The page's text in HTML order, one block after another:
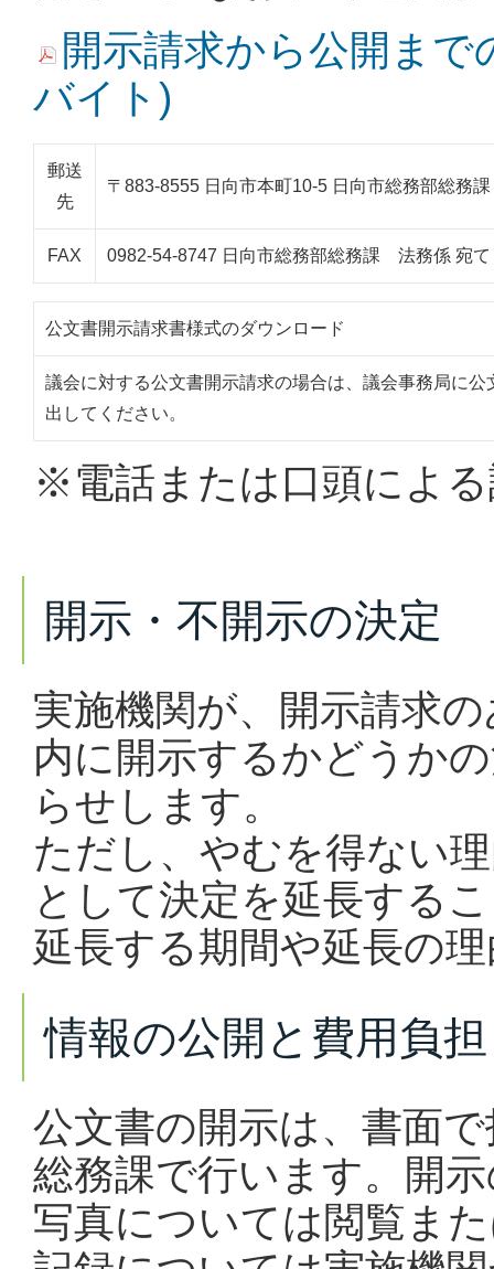
開示請求から公開ま
バイト)
郵送
先
〒883-8555 日向市本町10-5 日向市総務部総務
FAX 0982-54-8747 日向市総務部総務課 法務係 宛て
公文書開示請求書様式のダウンロード
議会に対する公文書開示請求の場合は、議会事務局に公
出してください。
※電話または口頭によ
開示・不開示の決定
実施機関が、開示請求
内に開示するかどうか
らせします。
ただし、やむを得ない
として決定を延長する
延長する期間や延長の
情報の公開と費用負担
公文書の開示は、書面
総務課で行います。開
写真については閲覧ま